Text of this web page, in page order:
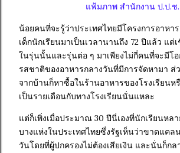
แฟ้มภาพ สำนักงาน ป.ป.ช.
น้อยคนที่จะรู้ว่าประเทศไทยมีโครงการอาหา
เด็กนักเรียนมาเป็นเวลานานถึง 72 ปีแล้ว แต่
ในรุ่นนั้นและรุ่นต่อ ๆ มาเพียงไม่กี่คนที่จะมีโ
รสชาติของอาหารกลางวันที่มีการจัดหามา ส่
จากบ้านก็หาซื้อในร้านอาหารของโรงเรียนห
เป็นรายเดือนกับทางโรงเรียนนั่นแหละ
แต่ก็เพิ่งเมื่อประมาณ 30 ปีนี่เองที่นักเรียนหล
บางแห่งในประเทศไทยซึ่งรัฐเห็นว่าขาดแคล
วันโดยที่ผู้ปกครองไม่ต้องเสียเงิน และนั่นก็กล